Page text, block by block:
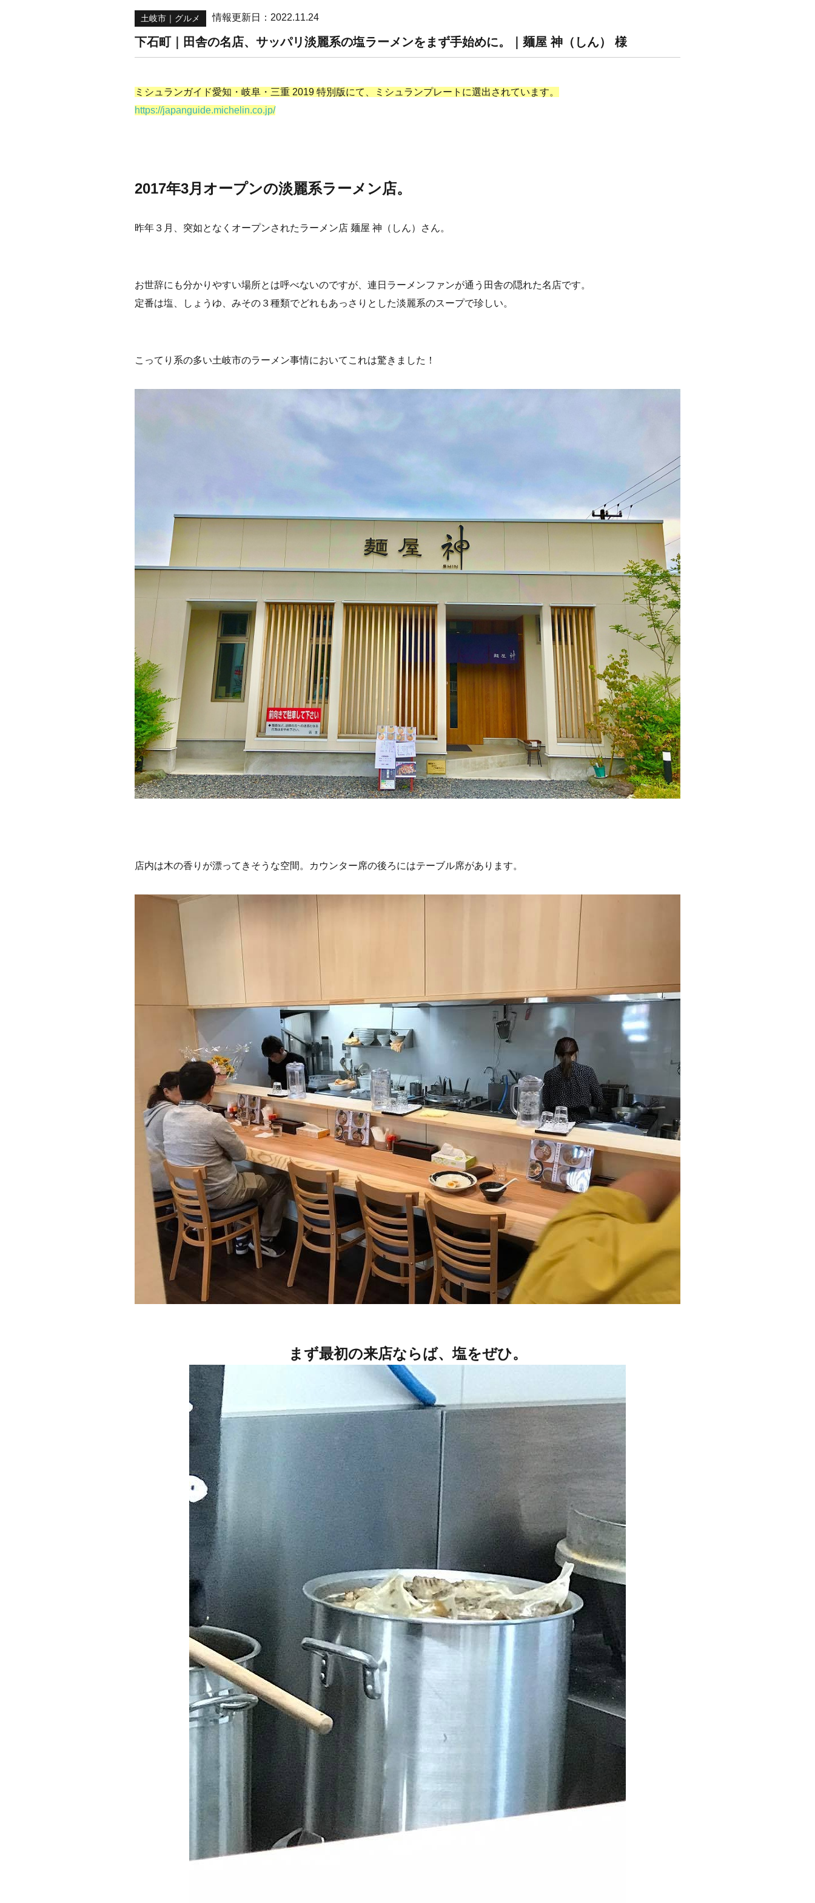
土岐市 ｜ グルメ 情報更新日：2022.11.24
下石町｜田舎の名店、サッパリ淡麗系の塩ラーメンをまず手始めに。｜麺屋 神（しん） 様
ミシュランガイド愛知・岐阜・三重 2019 特別版にて、ミシュランプレートに選出されています。
https://japanguide.michelin.co.jp/
2017年3月オープンの淡麗系ラーメン店。
昨年３月、突如となくオープンされたラーメン店 麺屋 神（しん）さん。
お世辞にも分かりやすい場所とは呼べないのですが、連日ラーメンファンが通う田舎の隠れた名店です。
定番は塩、しょうゆ、みその３種類でどれもあっさりとした淡麗系のスープで珍しい。
こってり系の多い土岐市のラーメン事情においてこれは驚きました！
店内は木の香りが漂ってきそうな空間。カウンター席の後ろにはテーブル席があります。
まず最初の来店ならば、塩をぜひ。